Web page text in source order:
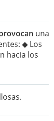
una
◆ Los
hacia los